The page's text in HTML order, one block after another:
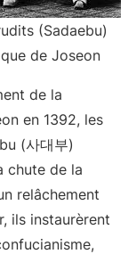
(Sadaebu)
de Joseon
de la
en 1392, les
(사대부)
chute de la
relâchement
ils instaurèrent